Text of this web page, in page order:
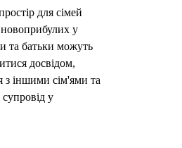
для сімей
новоприбулих у
та батьки можуть
досвідом,
з іншими сім'ями та
у